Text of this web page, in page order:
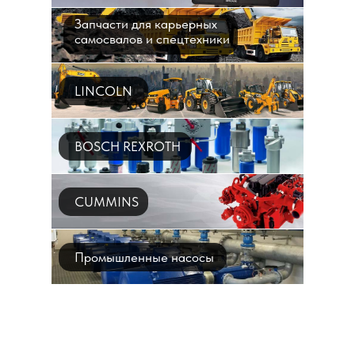
Запчасти для карьерных
самосвалов и спецтехники
LINCOLN
BOSCH REXROTH
CUMMINS
Промышленные насосы